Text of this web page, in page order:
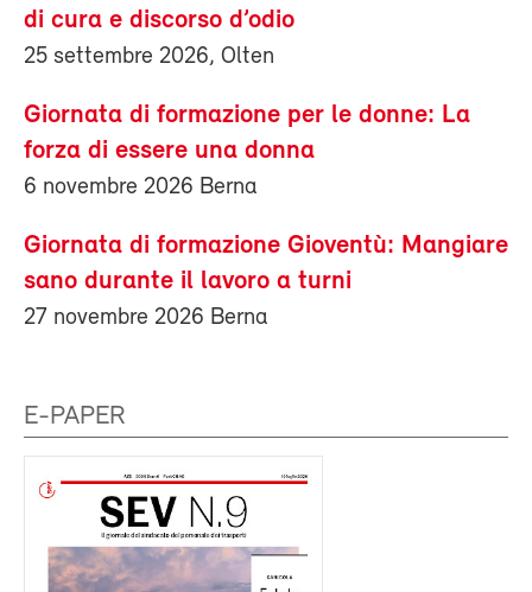
di cura e discorso d’odio
25 settembre 2026, Olten
Giornata di formazione per le donne: La
forza di essere una donna
6 novembre 2026 Berna
Giornata di formazione Gioventù: Mangiare
sano durante il lavoro a turni
27 novembre 2026 Berna
E-PAPER